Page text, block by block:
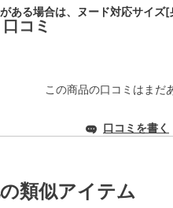
る場合は、ヌード対応サイズ[
コミ
この商品の口コミはまだ
口コミを書く
類似アイテム